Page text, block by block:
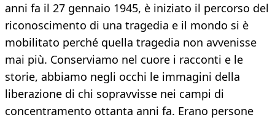
anni fa il 27 gennaio 1945, è iniziato il percorso del
riconoscimento di una tragedia e il mondo si è
mobilitato perché quella tragedia non avvenisse
mai più. Conserviamo nel cuore i racconti e le
storie, abbiamo negli occhi le immagini della
liberazione di chi sopravvisse nei campi di
concentramento ottanta anni fa. Erano persone